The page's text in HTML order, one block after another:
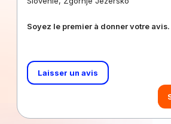
Soyez le premier à donner votre avis.
Laisser un avis